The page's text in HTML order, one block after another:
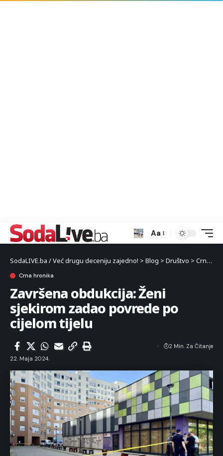
Aa
SodaLIVE.ba / Već drugu deceniju zajedno! > Blog > Društvo > Crna hronika
Crna hronika
Završena obdukcija: Ženi
sjekirom zadao povrede po
cijelom tijelu
22. Maja 2024.
2 Min. Za Čitanje